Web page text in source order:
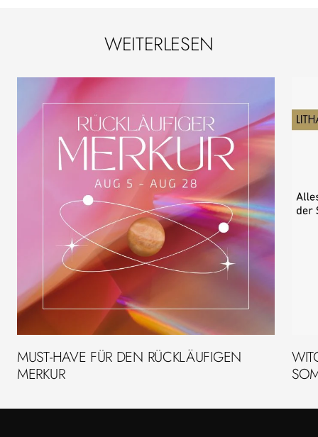
WEITERLESEN
MUST-HAVE FÜR DEN RÜCKLÄUFIGEN
MERKUR